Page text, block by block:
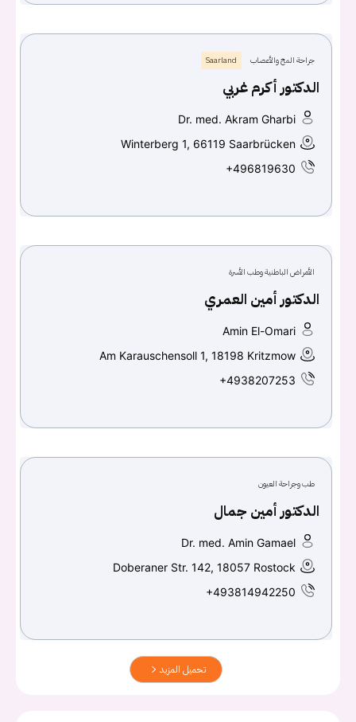
جراحة المخ والأعصاب Saarland
الدكتور أكرم غربي
Dr. med. Akram Gharbi
Winterberg 1, 66119 Saarbrücken
+496819630
الأمراض الباطنية وطب الأسرة
الدكتور أمين العمري
Amin El-Omari
Am Karauschensoll 1, 18198 Kritzmow
+4938207253
طب وجراحة العيون
الدكتور أمين جمال
Dr. med. Amin Gamael
Doberaner Str. 142, 18057 Rostock
+493814942250
تحميل المزيد